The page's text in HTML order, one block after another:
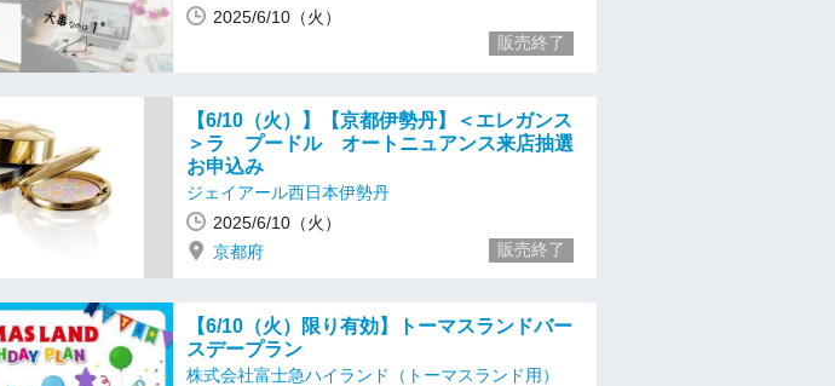
2025/6/10（火）
販売終了
【6/10（火）】【京都伊勢丹】＜エレガンス
＞ラ プードル オートニュアンス来店抽選
お申込み
ジェイアール西日本伊勢丹
2025/6/10（火）
京都府
販売終了
【6/10（火）限り有効】トーマスランドバー
スデープラン
株式会社富士急ハイランド（トーマスランド用）